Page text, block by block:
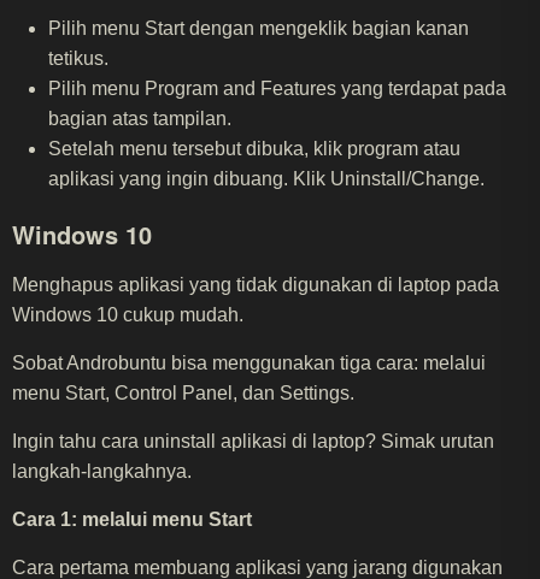
Pilih menu Start dengan mengeklik bagian kanan
tetikus.
Pilih menu Program and Features yang terdapat pada
bagian atas tampilan.
Setelah menu tersebut dibuka, klik program atau
aplikasi yang ingin dibuang. Klik Uninstall/Change.
Windows 10
Menghapus aplikasi yang tidak digunakan di laptop pada
Windows 10 cukup mudah.
Sobat Androbuntu bisa menggunakan tiga cara: melalui
menu Start, Control Panel, dan Settings.
Ingin tahu cara uninstall aplikasi di laptop? Simak urutan
langkah-langkahnya.
Cara 1: melalui menu Start
Cara pertama membuang aplikasi yang jarang digunakan